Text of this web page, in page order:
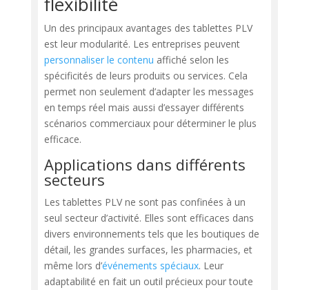
Un des principaux avantages des tablettes PLV
est leur modularité. Les entreprises peuvent
personnaliser le contenu affiché selon les
spécificités de leurs produits ou services. Cela
permet non seulement d’adapter les messages
en temps réel mais aussi d’essayer différents
scénarios commerciaux pour déterminer le plus
efficace.
Applications dans différents
secteurs
Les tablettes PLV ne sont pas confinées à un
seul secteur d’activité. Elles sont efficaces dans
divers environnements tels que les boutiques de
détail, les grandes surfaces, les pharmacies, et
même lors d’événements spéciaux. Leur
adaptabilité en fait un outil précieux pour toute